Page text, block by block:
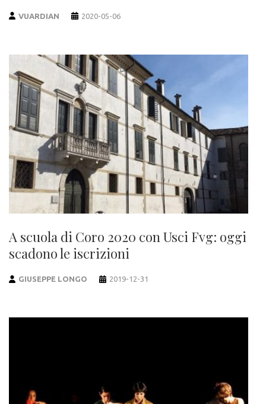
VUARDIAN 2020-05-06
A scuola di Coro 2020 con Usci Fvg: oggi
scadono le iscrizioni
GIUSEPPE LONGO 2019-12-31